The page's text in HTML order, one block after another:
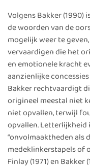
Volgens Bakker (1990)
de woorden van de
mogelijk weer te
vervaardigen die het
en emotionele kracht
aanzienlijke
Bakker rechtvaardigt
origineel meestal niet
niet opvallen, terwijl
opvallen. Letterlijkheid
“onvolmaaktheden als
medeklinkerstapels of
Finlay (1971) en